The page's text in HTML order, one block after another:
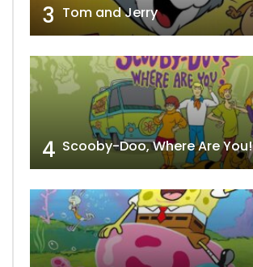
3 Tom and Jerry
4 Scooby-Doo, Where Are You!